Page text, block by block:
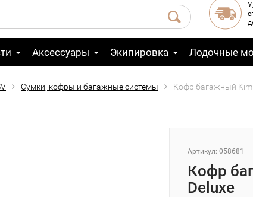
Аксессуары Экипировка Лодочные
Сумки, кофры и багажные системы Кофр багажный
Артикул: 058681
Кофр
Deluxe